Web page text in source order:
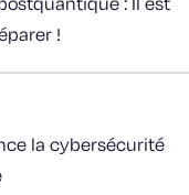
!
la cybersécurité